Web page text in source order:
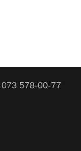
073 578-00-77